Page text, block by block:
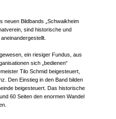
neuen Bildbands „Schwaikheim
sind historische und
ein riesiger Fundus, aus
sich „bedienen“
Tilo Schmid beigesteuert,
Den Einstieg in den Band bilden
beigesteuert. Das historische
60 Seiten den enormen Wandel